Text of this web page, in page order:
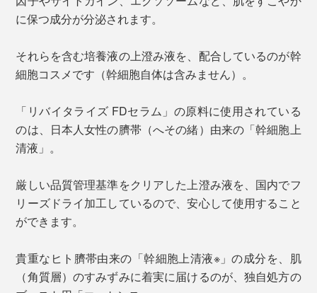
に保つ成分が分泌されます。
それらを含む培養液の上澄み液を、配合しているのが幹
細胞コスメです（幹細胞自体は含みません）。
「リバイタライズ FDセラム」の原料に使用されている
のは、日本人女性の臍帯（へその緒）由来の「幹細胞上
清液」。
厳しい品質管理基準をクリアした上澄み液を、国内でフ
リーズドライ加工しているので、安心して使用すること
ができます。
貴重なヒト臍帯由来の「幹細胞上清液※」の成分を、肌
（角質層）のすみずみに着実に届けるのが、独自処方の